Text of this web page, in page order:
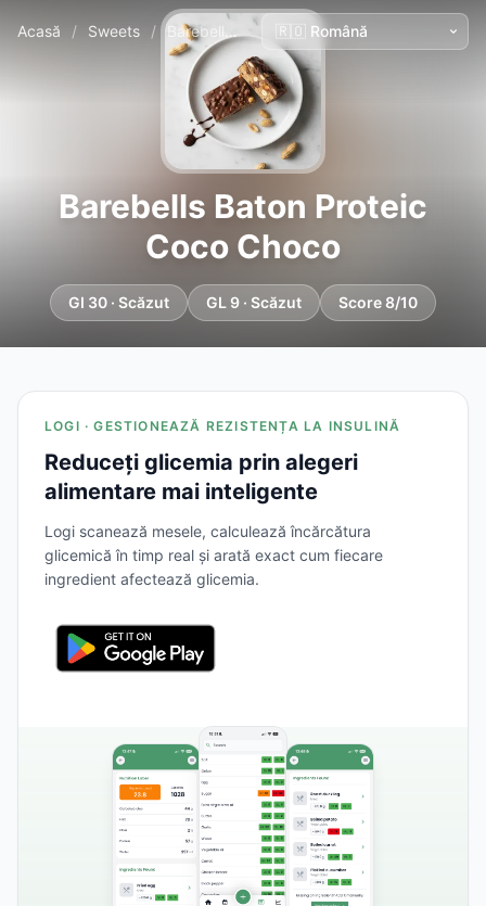
Acasă / Sweets / Barebells Baton Proteic Coco Choco
Barebells Baton Proteic
Coco Choco
GI 30 · Scăzut GL 9 · Scăzut Score 8/10
LOGI · GESTIONEAZĂ REZISTENȚA LA INSULINĂ
Reduceți glicemia prin alegeri
alimentare mai inteligente
Logi scanează mesele, calculează încărcătura
glicemică în timp real și arată exact cum fiecare
ingredient afectează glicemia.